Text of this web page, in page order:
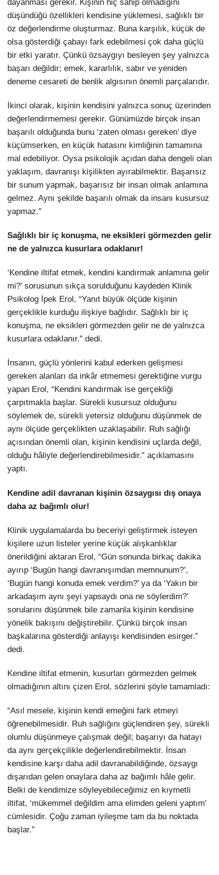
dayanması gerekir. Kişinin hiç sahip olmadığını
düşündüğü özellikleri kendisine yüklemesi, sağlıklı bir
öz değerlendirme oluşturmaz. Buna karşılık, küçük de
olsa gösterdiği çabayı fark edebilmesi çok daha güçlü
bir etki yaratır. Çünkü özsaygıyı besleyen şey yalnızca
başarı değildir; emek, kararlılık, sabır ve yeniden
deneme cesareti de benlik algısının önemli parçalarıdır.
İkinci olarak, kişinin kendisini yalnızca sonuç üzerinden
değerlendirmemesi gerekir. Günümüzde birçok insan
başarılı olduğunda bunu ‘zaten olması gereken’ diye
küçümserken, en küçük hatasını kimliğinin tamamına
mal edebiliyor. Oysa psikolojik açıdan daha dengeli olan
yaklaşım, davranışı kişilikten ayırabilmektir. Başarısız
bir sunum yapmak, başarısız bir insan olmak anlamına
gelmez. Aynı şekilde başarılı olmak da insanı kusursuz
yapmaz.”
Sağlıklı bir iç konuşma, ne eksikleri görmezden gelir
ne de yalnızca kusurlara odaklanır!
‘Kendine iltifat etmek, kendini kandırmak anlamına gelir
mi?’ sorusunun sıkça sorulduğunu kaydeden Klinik
Psikolog İpek Erol, “Yanıt büyük ölçüde kişinin
gerçeklikle kurduğu ilişkiye bağlıdır. Sağlıklı bir iç
konuşma, ne eksikleri görmezden gelir ne de yalnızca
kusurlara odaklanır.” dedi.
İnsanın, güçlü yönlerini kabul ederken gelişmesi
gereken alanları da inkâr etmemesi gerektiğine vurgu
yapan Erol, “Kendini kandırmak ise gerçekliği
çarpıtmakla başlar. Sürekli kusursuz olduğunu
söylemek de, sürekli yetersiz olduğunu düşünmek de
aynı ölçüde gerçeklikten uzaklaşabilir. Ruh sağlığı
açısından önemli olan, kişinin kendisini uçlarda değil,
olduğu hâliyle değerlendirebilmesidir.” açıklamasını
yaptı.
Kendine adil davranan kişinin özsaygısı dış onaya
daha az bağımlı olur!
Klinik uygulamalarda bu beceriyi geliştirmek isteyen
kişilere uzun listeler yerine küçük alışkanlıklar
önerildiğini aktaran Erol, “Gün sonunda birkaç dakika
ayırıp ‘Bugün hangi davranışımdan memnunum?’,
‘Bugün hangi konuda emek verdim?’ ya da ‘Yakın bir
arkadaşım aynı şeyi yapsaydı ona ne söylerdim?’
sorularını düşünmek bile zamanla kişinin kendisine
yönelik bakışını değiştirebilir. Çünkü birçok insan
başkalarına gösterdiği anlayışı kendisinden esirger.”
dedi.
Kendine iltifat etmenin, kusurları görmezden gelmek
olmadığının altını çizen Erol, sözlerini şöyle tamamladı:
“Asıl mesele, kişinin kendi emeğini fark etmeyi
öğrenebilmesidir. Ruh sağlığını güçlendiren şey, sürekli
olumlu düşünmeye çalışmak değil; başarıyı da hatayı
da aynı gerçekçilikle değerlendirebilmektir. İnsan
kendisine karşı daha adil davranabildiğinde, özsaygı
dışarıdan gelen onaylara daha az bağımlı hâle gelir.
Belki de kendimize söyleyebileceğimiz en kıymetli
iltifat, ‘mükemmel değildim ama elimden geleni yaptım’
cümlesidir. Çoğu zaman iyileşme tam da bu noktada
başlar.”